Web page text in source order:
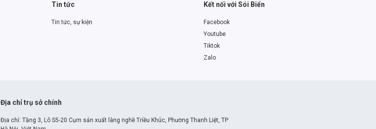
Tin tức
Tin tức, sự kiện
Kết nối với Sói Biển
Facebook
Youtube
Tiktok
Zalo
Địa chỉ trụ sở chính
Địa chỉ: Tầng 3, Lô S5-20 Cụm sản xuất làng nghề Triều Khúc, Phường Thanh Liệt, TP